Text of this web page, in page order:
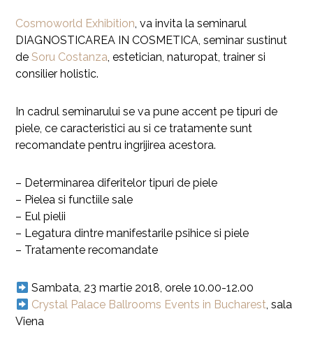
Cosmoworld Exhibition, va invita la seminarul
DIAGNOSTICAREA IN COSMETICA, seminar sustinut
deSoru Costanza, estetician, naturopat, trainer si
consilier holistic.
In cadrul seminarului se va pune accent pe tipuri de
piele, ce caracteristici au si ce tratamente sunt
recomandate pentru ingrijirea acestora.
– Determinarea diferitelor tipuri de piele
– Pielea si functiile sale
– Eul pielii
– Legatura dintre manifestarile psihice si piele
– Tratamente recomandate
Sambata, 23 martie 2018, orele 10.00-12.00
Crystal Palace Ballrooms Events in Bucharest, sala
Viena